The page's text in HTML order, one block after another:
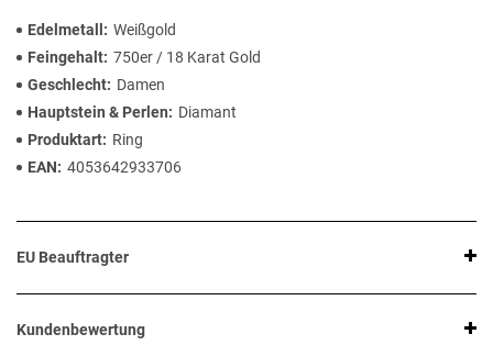
Edelmetall
Weißgold
Feingehalt 750er / 18 Karat Gold
Geschlecht
Damen
Hauptstein & Perlen
Diamant
Produktart
Ring
EAN
4053642933706
EU Beauftragter
Kundenbewertung